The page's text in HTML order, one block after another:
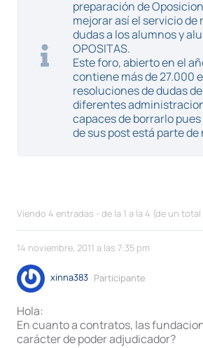
preparación de
mejorar así el servicio de
dudas a los alumnos y
OPOSITAS.
Este foro, abierto en el
contiene más de 27.000
resoluciones de dudas
diferentes
capaces de borrarlo
de sus post está parte
Viendo 4 entradas - de la 1 a la 4 (de un total
14 noviembre, 2011 a las 7:35 pm
xinna383 Participante
Hola:
En cuanto a contratos, las
carácter de poder adjudicador?